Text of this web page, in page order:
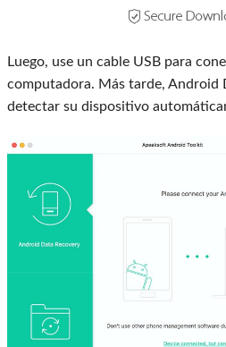
Luego, use un cable USB para
computadora. Más tarde, Android
detectar su dispositivo